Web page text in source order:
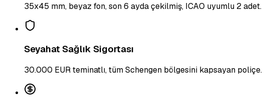
35x45 mm, beyaz fon, son 6 ayda çekilmiş, ICAO uyumlu 2 adet.
Seyahat Sağlık Sigortası
30.000 EUR teminatlı, tüm Schengen bölgesini kapsayan poliçe.